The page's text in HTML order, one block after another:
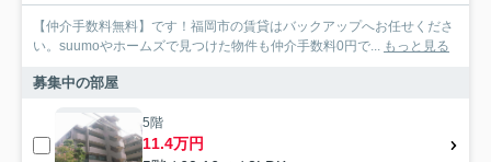
【仲介手数料無料】です！福岡市の賃貸はバックアップへお任せくださ
い。suumoやホームズで見つけた物件も仲介手数料0円で... もっと見る
募集中の部屋
5階
11.4万円